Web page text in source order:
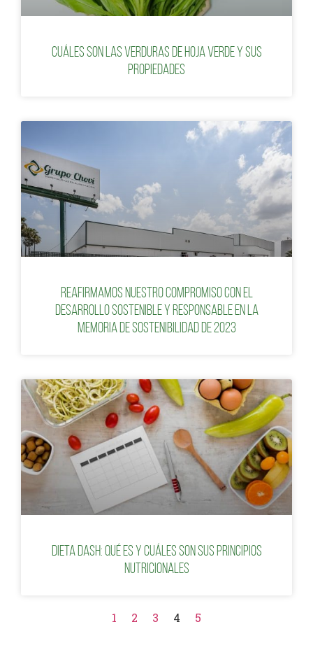
Cuáles son las verduras de hoja verde y sus
propiedades
Reafirmamos nuestro compromiso con el
desarrollo sostenible y responsable en la
Memoria de Sostenibilidad de 2023
Dieta Dash: qué es y cuáles son sus principios
nutricionales
1 2 3 4 5